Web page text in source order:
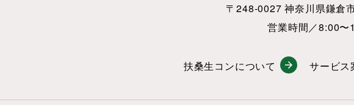
〒248-0027 神奈川県鎌
営業時間／8:00
扶桑生コンについて サービス